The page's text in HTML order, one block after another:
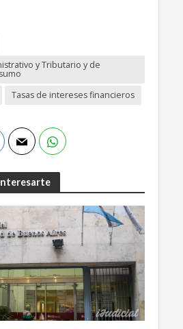
y Tributario y de
Tasas de intereses financieros